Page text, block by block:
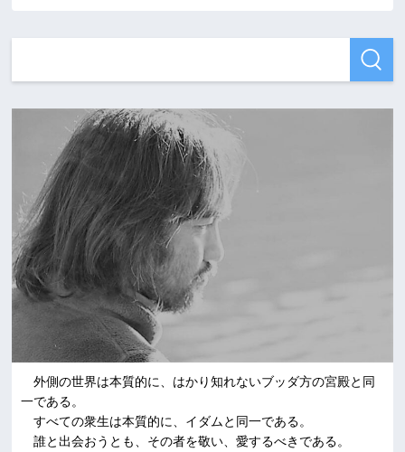
外側の世界は本質的に、はかり知れないブッダ方の宮殿と同
一である。
すべての衆生は本質的に、イダムと同一である。
誰と出会おうとも、その者を敬い、愛するべきである。